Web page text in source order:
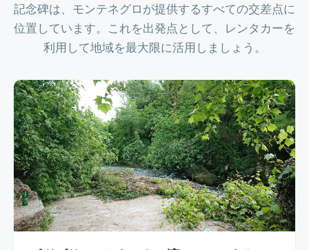
記念碑は、モンテネグロが提供するすべての交差点に
位置しています。これを出発点として、レンタカーを
利用して地域を最大限に活用しましょう。